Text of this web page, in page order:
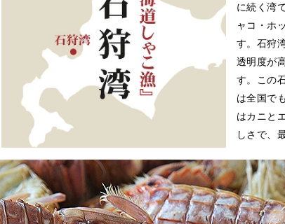
に続く湾
ャコ・ホ
す。石狩
透明度が
す。この
は全国で
はカニと
しさで、